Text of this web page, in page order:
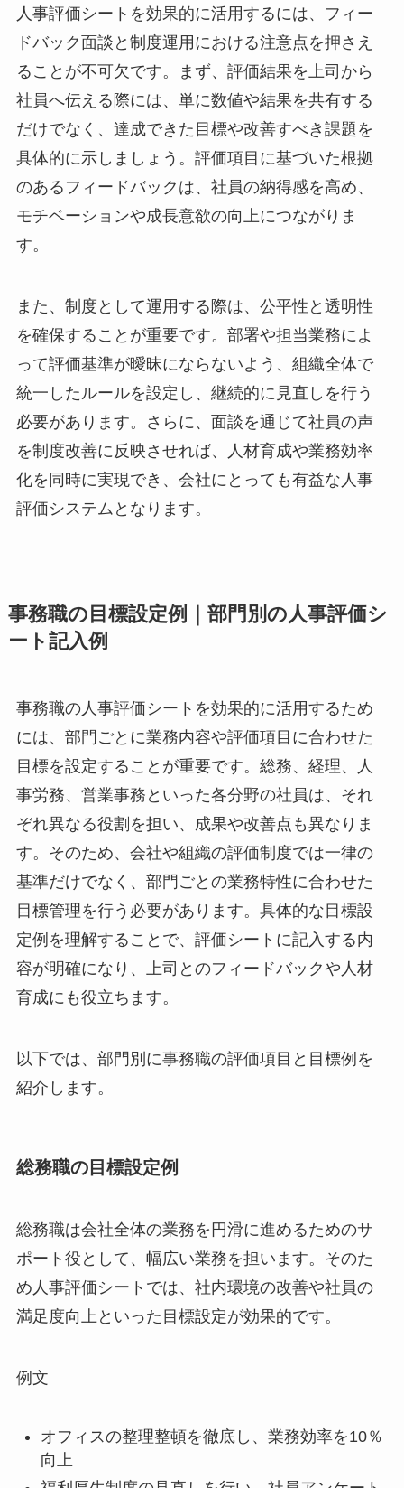
人事評価シートを効果的に活用するには、フィー
ドバック面談と制度運用における注意点を押さえ
ることが不可欠です。まず、評価結果を上司から
社員へ伝える際には、単に数値や結果を共有する
だけでなく、達成できた目標や改善すべき課題を
具体的に示しましょう。評価項目に基づいた根拠
のあるフィードバックは、社員の納得感を高め、
モチベーションや成長意欲の向上につながりま
す。
また、制度として運用する際は、公平性と透明性
を確保することが重要です。部署や担当業務によ
って評価基準が曖昧にならないよう、組織全体で
統一したルールを設定し、継続的に見直しを行う
必要があります。さらに、面談を通じて社員の声
を制度改善に反映させれば、人材育成や業務効率
化を同時に実現でき、会社にとっても有益な人事
評価システムとなります。
事務職の目標設定例｜部門別の人事評価シ
ート記入例
事務職の人事評価シートを効果的に活用するため
には、部門ごとに業務内容や評価項目に合わせた
目標を設定することが重要です。総務、経理、人
事労務、営業事務といった各分野の社員は、それ
ぞれ異なる役割を担い、成果や改善点も異なりま
す。そのため、会社や組織の評価制度では一律の
基準だけでなく、部門ごとの業務特性に合わせた
目標管理を行う必要があります。具体的な目標設
定例を理解することで、評価シートに記入する内
容が明確になり、上司とのフィードバックや人材
育成にも役立ちます。
以下では、部門別に事務職の評価項目と目標例を
紹介します。
総務職の目標設定例
総務職は会社全体の業務を円滑に進めるためのサ
ポート役として、幅広い業務を担います。そのた
め人事評価シートでは、社内環境の改善や社員の
満足度向上といった目標設定が効果的です。
例文
オフィスの整理整頓を徹底し、業務効率を10％
向上